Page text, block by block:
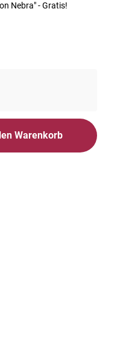
Nebra" - Gratis!
Warenkorb